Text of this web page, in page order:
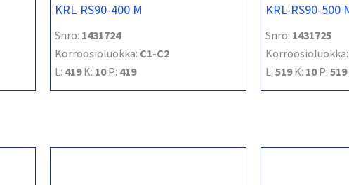
KRL-RS90-400 M
Snro: 1431724
Korroosioluokka: C1-C2
L: 419K: 10P: 419
KRL-RS90-500
Snro: 1431725
Korroosioluokka:
L: 519K: 10P: 519